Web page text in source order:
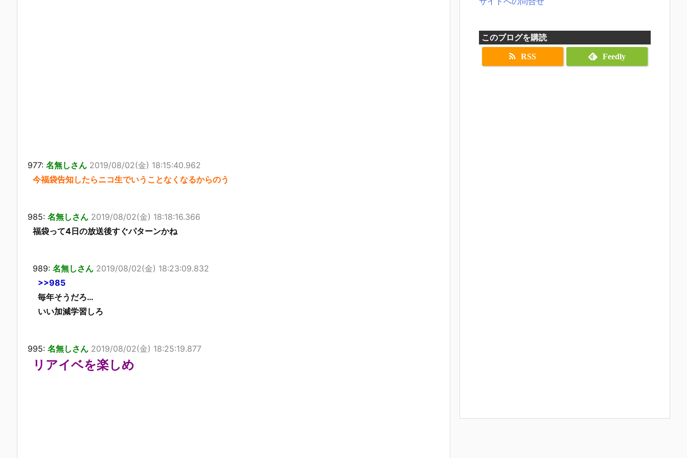
977: 名無しさん 2019/08/02(金) 18:15:40.962
今福袋告知したらニコ生でいうことなくなるからのう
985: 名無しさん 2019/08/02(金) 18:18:16.366
福袋って4日の放送後すぐパターンかね
989: 名無しさん 2019/08/02(金) 18:23:09.832
>>985
毎年そうだろ…
いい加減学習しろ
995: 名無しさん 2019/08/02(金) 18:25:19.877
リアイベを楽しめ
このブログを購読
RSS Feedly